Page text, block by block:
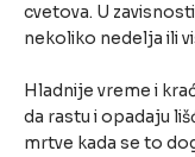
cvetova. U
nekoliko nedelja ili
Hladnije vreme i
da rastu i opadaju
mrtve kada se to